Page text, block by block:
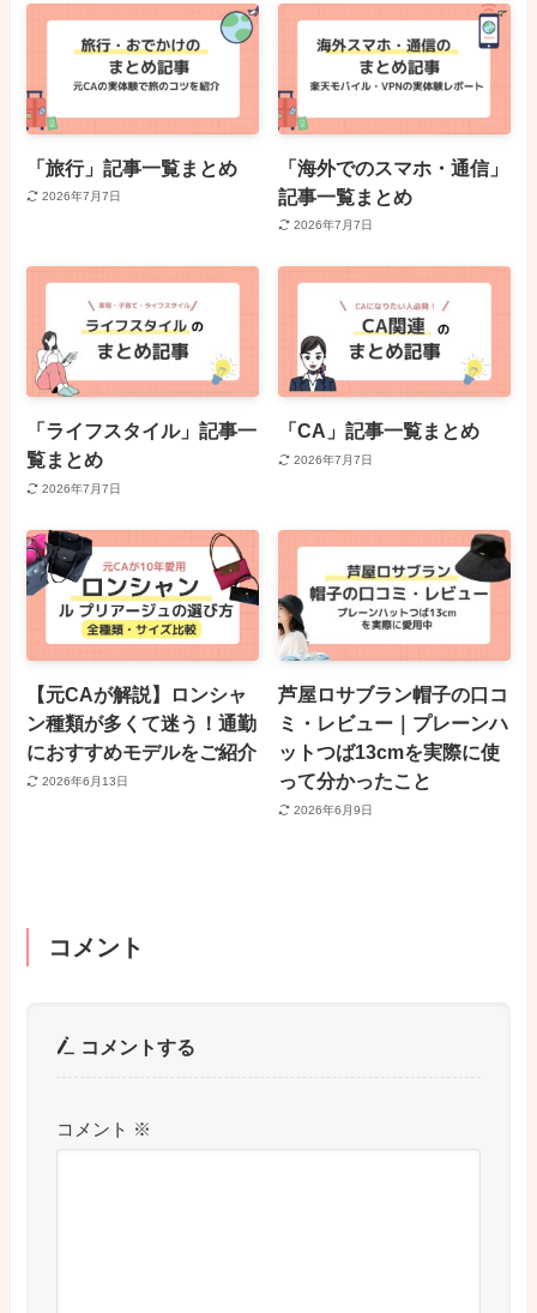
「旅行」記事一覧まとめ
2026年7月7日
「海外でのスマホ・通信」
記事一覧まとめ
2026年7月7日
「ライフスタイル」記事一
覧まとめ
2026年7月7日
「CA」記事一覧まとめ
2026年7月7日
【元CAが解説】ロンシャ
ン種類が多くて迷う！通勤
におすすめモデルをご紹介
2026年6月13日
芦屋ロサブラン帽子の口コ
ミ・レビュー｜プレーンハ
ットつば13cmを実際に使
って分かったこと
2026年6月9日
コメント
コメントする
コメント ※